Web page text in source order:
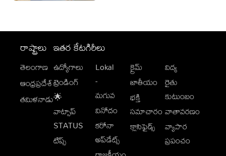
రాష్ట్రాలు
తెలంగాణ
ఆంధ్రప్రదేశ్
తమిళనాడు
ఇతర కేటగిరీలు
ఉద్యోగాలు
ట్రెండింగ్
🌟
వాట్సాప్
STATUS
టిప్స్
Lokal
-
మగువ
వినోదం
కరోనా
అప్‌డేట్స్
క్రైమ్
జాతీయం
భక్తి
సమాచారం
క్లాసిఫైడ్స్
విద్య
రైతు
కుటుంబం
వాతావరణం
వ్యాపార
ప్రపంచం